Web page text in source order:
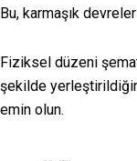
Bu, karmaşık
Fiziksel düzeni
şekilde
emin olun.